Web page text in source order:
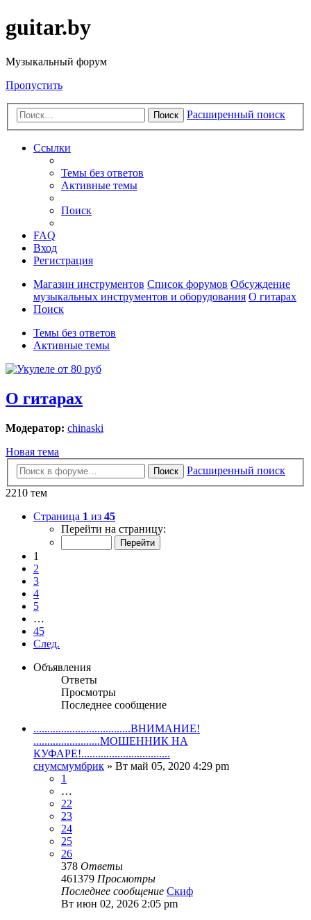
guitar.by
Музыкальный форум
Пропустить
Поиск Расширенный поиск
Ссылки
Темы без ответов
Активные темы
Поиск
FAQ
Вход
Регистрация
Магазин инструментов Список форумов Обсуждение
музыкальных инструментов и оборудования О гитарах
Поиск
Темы без ответов
Активные темы
О гитарах
Модератор: chinaski
Новая тема
Поиск
Расширенный поиск
2210 тем
Страница 1 из 45
Перейти на страницу:
1
2
3
4
5
…
45
След.
Объявления
Ответы
Просмотры
Последнее сообщение
...................................ВНИМАНИЕ!
........................МОШЕННИК НА
КУФАРЕ!................................
снумсмумбрик » Вт май 05, 2020 4:29 pm
1
…
22
23
24
25
26
378 Ответы
461379 Просмотры
Последнее сообщение Скиф
Вт июн 02, 2026 2:05 pm